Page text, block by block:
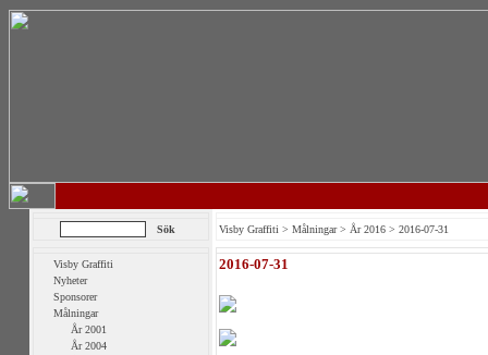
Visby Graffiti
Nyheter
Sponsorer
Målningar
År 2001
År 2004
Visby Graffiti > Målningar> År 2016 > 2016-07-31
2016-07-31